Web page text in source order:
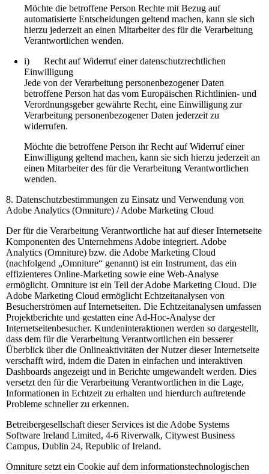
Möchte die betroffene Person Rechte mit Bezug auf
automatisierte Entscheidungen geltend machen, kann sie sich
hierzu jederzeit an einen Mitarbeiter des für die Verarbeitung
Verantwortlichen wenden.
i) Recht auf Widerruf einer datenschutzrechtlichen
Einwilligung
Jede von der Verarbeitung personenbezogener Daten
betroffene Person hat das vom Europäischen Richtlinien- und
Verordnungsgeber gewährte Recht, eine Einwilligung zur
Verarbeitung personenbezogener Daten jederzeit zu
widerrufen.
Möchte die betroffene Person ihr Recht auf Widerruf einer
Einwilligung geltend machen, kann sie sich hierzu jederzeit an
einen Mitarbeiter des für die Verarbeitung Verantwortlichen
wenden.
8. Datenschutzbestimmungen zu Einsatz und Verwendung von
Adobe Analytics (Omniture) / Adobe Marketing Cloud
Der für die Verarbeitung Verantwortliche hat auf dieser Internetseite
Komponenten des Unternehmens Adobe integriert. Adobe
Analytics (Omniture) bzw. die Adobe Marketing Cloud
(nachfolgend „Omniture“ genannt) ist ein Instrument, das ein
effizienteres Online-Marketing sowie eine Web-Analyse
ermöglicht. Omniture ist ein Teil der Adobe Marketing Cloud. Die
Adobe Marketing Cloud ermöglicht Echtzeitanalysen von
Besucherströmen auf Internetseiten. Die Echtzeitanalysen umfassen
Projektberichte und gestatten eine Ad-Hoc-Analyse der
Internetseitenbesucher. Kundeninteraktionen werden so dargestellt,
dass dem für die Verarbeitung Verantwortlichen ein besserer
Überblick über die Onlineaktivitäten der Nutzer dieser Internetseite
verschafft wird, indem die Daten in einfachen und interaktiven
Dashboards angezeigt und in Berichte umgewandelt werden. Dies
versetzt den für die Verarbeitung Verantwortlichen in die Lage,
Informationen in Echtzeit zu erhalten und hierdurch auftretende
Probleme schneller zu erkennen.
Betreibergesellschaft dieser Services ist die Adobe Systems
Software Ireland Limited, 4-6 Riverwalk, Citywest Business
Campus, Dublin 24, Republic of Ireland.
Omniture setzt ein Cookie auf dem informationstechnologischen